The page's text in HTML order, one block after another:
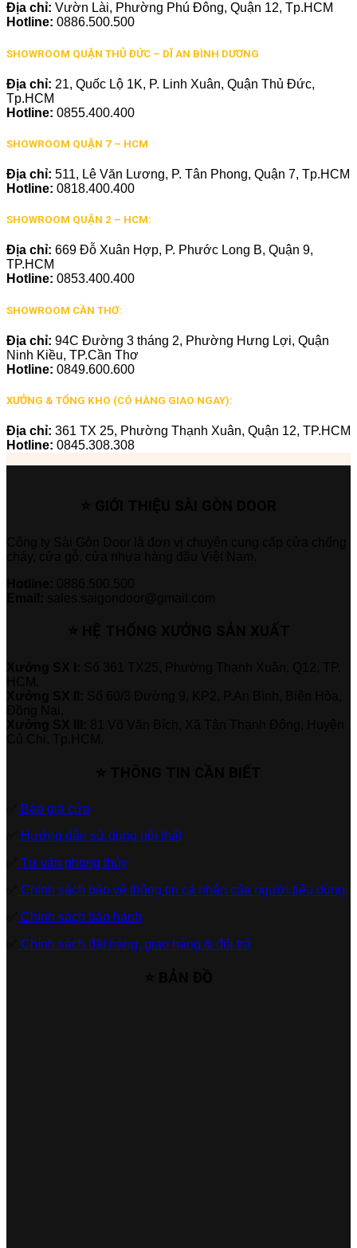
Địa chỉ: Vườn Lài, Phường Phú Đông, Quận 12, Tp.HCM
Hotline: 0886.500.500
SHOWROOM QUẬN THỦ ĐỨC – DĨ AN BÌNH DƯƠNG
Địa chỉ: 21, Quốc Lộ 1K, P. Linh Xuân, Quận Thủ Đức,
Tp.HCM
Hotline: 0855.400.400
SHOWROOM QUẬN 7 – HCM
Địa chỉ: 511, Lê Văn Lương, P. Tân Phong, Quận 7, Tp.HCM
Hotline: 0818.400.400
SHOWROOM QUẬN 2 – HCM:
Địa chỉ: 669 Đỗ Xuân Hợp, P. Phước Long B, Quận 9,
TP.HCM
Hotline: 0853.400.400
SHOWROOM CẦN THƠ:
Địa chỉ: 94C Đường 3 tháng 2, Phường Hưng Lợi, Quận
Ninh Kiều, TP.Cần Thơ
Hotline: 0849.600.600
XƯỞNG & TỔNG KHO (CÓ HÀNG GIAO NGAY):
Địa chỉ: 361 TX 25, Phường Thạnh Xuân, Quận 12, TP.HCM
Hotline: 0845.308.308
Báo giá cửa
Hướng dẫn sử dụng nội thất
Tư vấn phong thủy
Chính sách bảo vệ thông tin cá nhân của người tiêu dùng
Chính sách bảo hành
Chính sách đặt hàng, giao hàng & đổi trả